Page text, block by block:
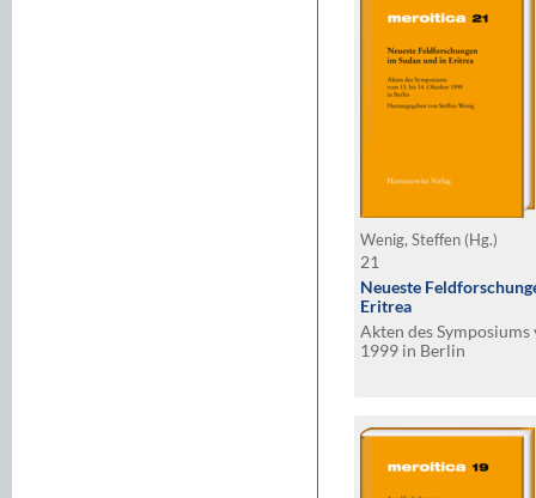
Wenig, Steffen (Hg.)
21
Neueste
Eritrea
Akten des
1999 in Berlin